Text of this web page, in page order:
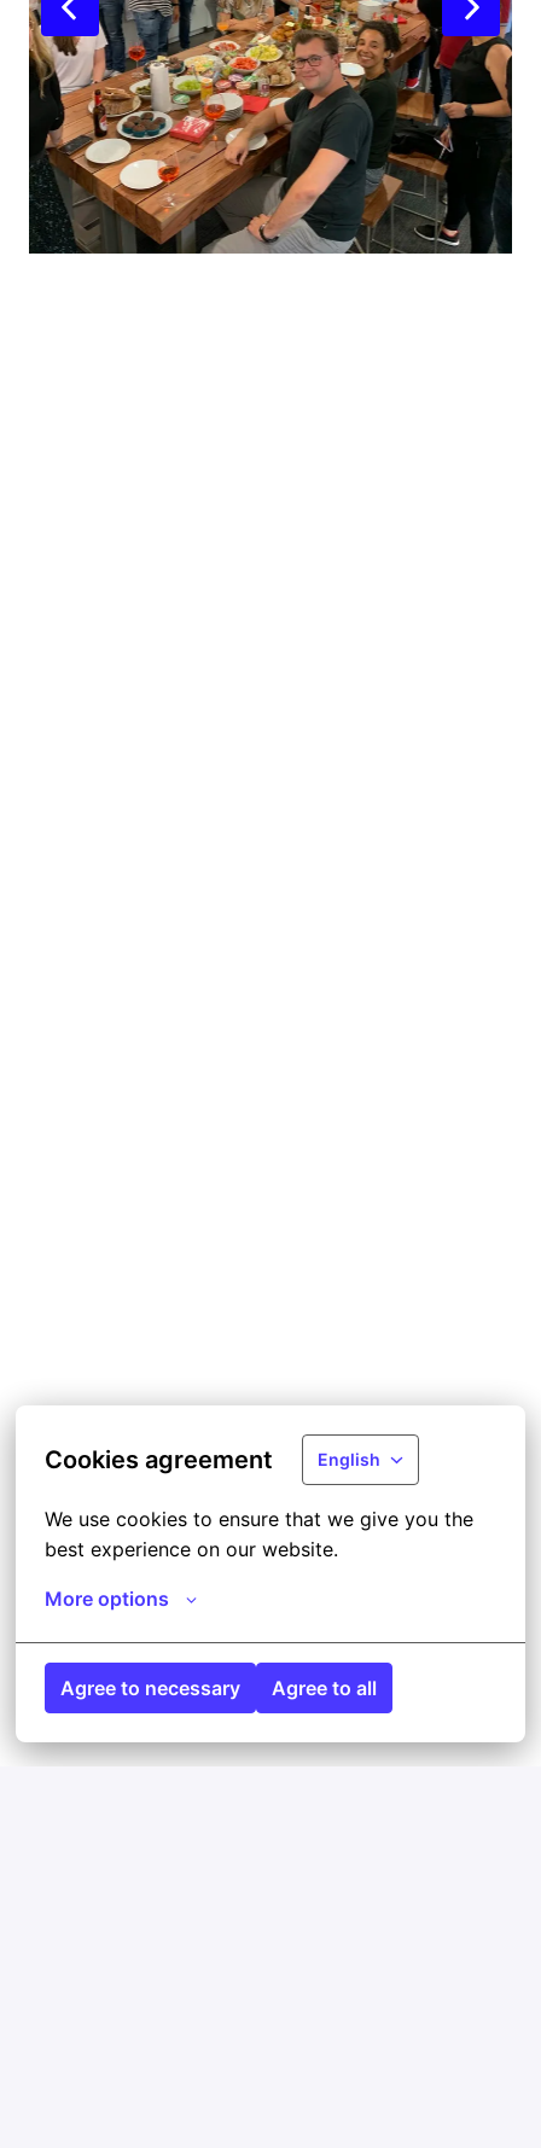
Cookies agreement English
We use cookies to ensure that we give you the
best experience on our website.
More options
Agree to necessary Agree to all